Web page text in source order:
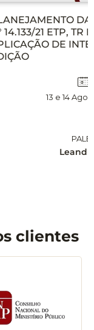
NA LEI
COM
– 2°
clientes